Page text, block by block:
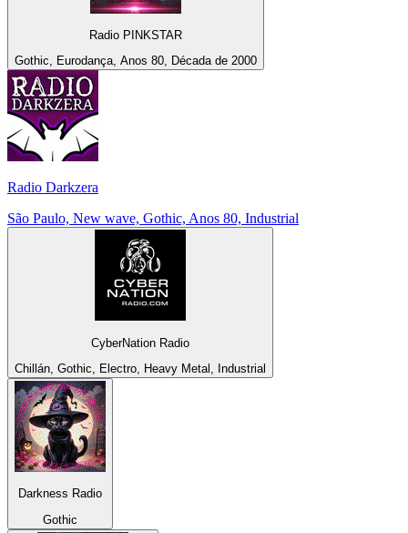
Radio PINKSTAR
Gothic, Eurodança, Anos 80, Década de 2000
Radio Darkzera
São Paulo, New wave, Gothic, Anos 80, Industrial
CyberNation Radio
Chillán, Gothic, Electro, Heavy Metal, Industrial
Darkness Radio
Gothic